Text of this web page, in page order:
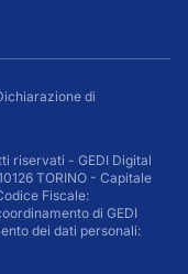
di
riservati - GEDI Digital
TORINO - Capitale
Fiscale:
di GEDI
dei dati personali: